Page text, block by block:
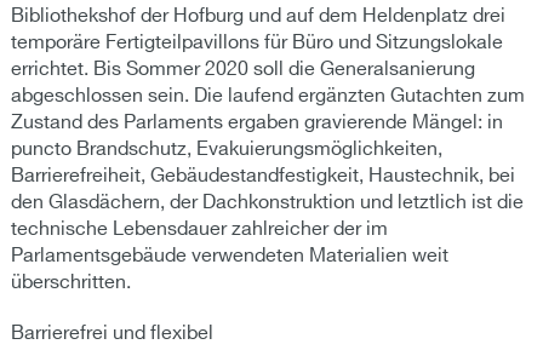
Bibliothekshof der Hofburg und auf dem Heldenplatz drei
temporäre Fertigteilpavillons für Büro und Sitzungslokale
errichtet. Bis Sommer 2020 soll die Generalsanierung
abgeschlossen sein. Die laufend ergänzten Gutachten zum
Zustand des Parlaments ergaben gravierende Mängel: in
puncto Brandschutz, Evakuierungsmöglichkeiten,
Barrierefreiheit, Gebäudestandfestigkeit, Haustechnik, bei
den Glasdächern, der Dachkonstruktion und letztlich ist die
technische Lebensdauer zahlreicher der im
Parlamentsgebäude verwendeten Materialien weit
überschritten.
Barrierefrei und flexibel